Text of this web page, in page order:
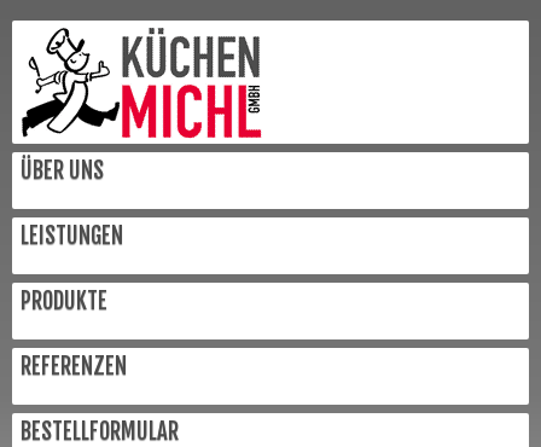
ÜBER UNS
LEISTUNGEN
PRODUKTE
REFERENZEN
BESTELLFORMULAR